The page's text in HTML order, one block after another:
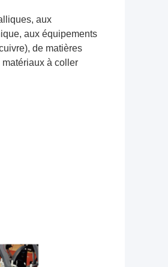
aux
aux équipements
de matières
à coller